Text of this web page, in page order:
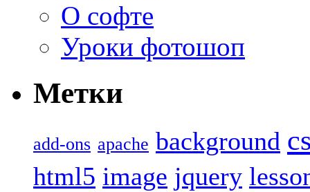
О софте
Уроки фотошоп
Метки
add-ons apache background
html5 image jquery